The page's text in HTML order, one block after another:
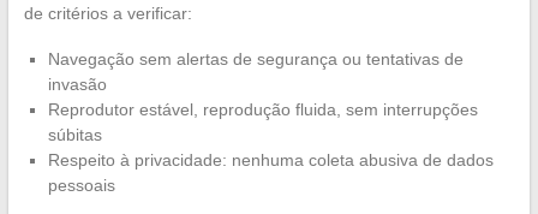
de critérios a verificar:
Navegação sem alertas de segurança ou tentativas de
invasão
Reprodutor estável, reprodução fluida, sem interrupções
súbitas
Respeito à privacidade: nenhuma coleta abusiva de dados
pessoais